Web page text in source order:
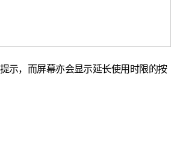
示，而屏幕亦会显示延长使用时限的按